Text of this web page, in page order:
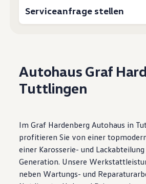
Service und Ersatzteile
Inspektion und HU/AU
Reparaturen und
Volkswagen Teile
Zubehör
Modellspezifisches
Schutz und Pflege
Individualisieren
Wallbox und Ladekabel
Digitale Extras
Dienste für Ihr Modell
Volkswagen Apps,
Handy und Fahrzeug
Updates für Software,
Serviceanfrage stellen
Autohaus Graf
Tuttlingen
Im Graf Hardenberg Autohaus in
profitieren Sie von einer
einer Karosserie- und
Generation. Unsere
neben Wartungs- und